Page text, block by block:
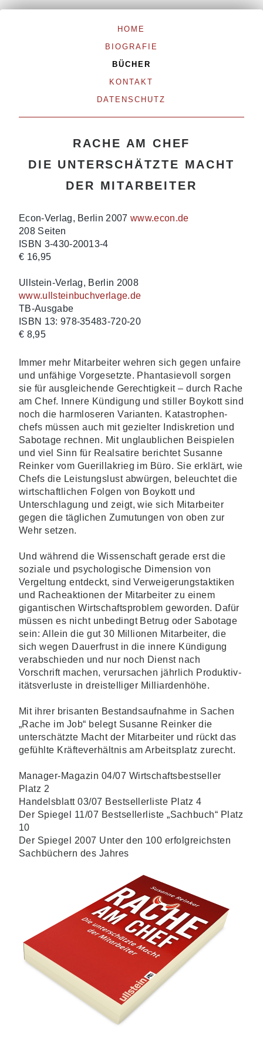
HOME
BIOGRAFIE
BÜCHER
KONTAKT
DATENSCHUTZ
RACHE AM CHEF
DIE UNTERSCHÄTZTE MACHT
DER MITARBEITER
Econ-Verlag, Berlin 2007www.econ.de
208 Seiten
ISBN 3-430-20013-4
€ 16,95
Ullstein-Verlag, Berlin 2008
www.ullsteinbuchverlage.de
TB-Ausgabe
ISBN 13: 978-35483-720-20
€ 8,95
Immer mehr Mitarbeiter wehren sich gegen unfaire
und unfähige Vorgesetzte. Phantasie­voll sorgen
sie für ausgleichende Gerechtigkeit – durch Rache
am Chef. Innere Kündigung und stiller Boykott sind
noch die harmloseren Varianten. Katastrophen­
chefs müssen auch mit gezielter Indiskretion und
Sabotage rechnen. Mit unglaublichen Beispielen
und viel Sinn für Realsatire berichtet Susanne
Reinker vom Guerillakrieg im Büro. Sie erklärt, wie
Chefs die Leistungslust abwürgen, beleuchtet die
wirtschaftlichen Folgen von Boykott und
Unterschlagung und zeigt, wie sich Mitarbeiter
gegen die täglichen Zumutungen von oben zur
Wehr setzen.
Und während die Wissenschaft gerade erst die
soziale und psychologische Dimension von
Vergeltung entdeckt, sind Verweigerungs­taktiken
und Racheaktionen der Mitarbeiter zu einem
gigantischen Wirtschafts­problem geworden. Dafür
müssen es nicht unbedingt Betrug oder Sabotage
sein: Allein die gut 30 Millionen Mitarbeiter, die
sich wegen Dauerfrust in die innere Kündigung
verabschieden und nur noch Dienst nach
Vorschrift machen, verursachen jährlich Produktiv­
itäts­verluste in dreistelliger Milliardenhöhe.
Mit ihrer brisanten Bestandsaufnahme in Sachen
„Rache im Job“ belegt Susanne Reinker die
unterschätzte Macht der Mitarbeiter und rückt das
gefühlte Kräfteverhältnis am Arbeitsplatz zurecht.
Manager-Magazin 04/07 Wirtschaftsbestseller
Platz 2
Handelsblatt 03/07 Bestsellerliste Platz 4
Der Spiegel 11/07 Bestsellerliste „Sachbuch“ Platz
10
Der Spiegel 2007 Unter den 100 erfolgreichsten
Sachbüchern des Jahres